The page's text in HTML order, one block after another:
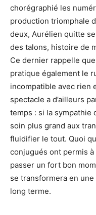
chorégraphié les
production triomphale
deux, Aurélien quitte
des talons, histoire de
Ce dernier rappelle
pratique également le
incompatible avec rien
spectacle a d’ailleurs
temps : si la sympathie
soin plus grand aux
fluidifier le tout. Quoi
conjugués ont permis à
passer un fort bon
se transformera en
long terme.